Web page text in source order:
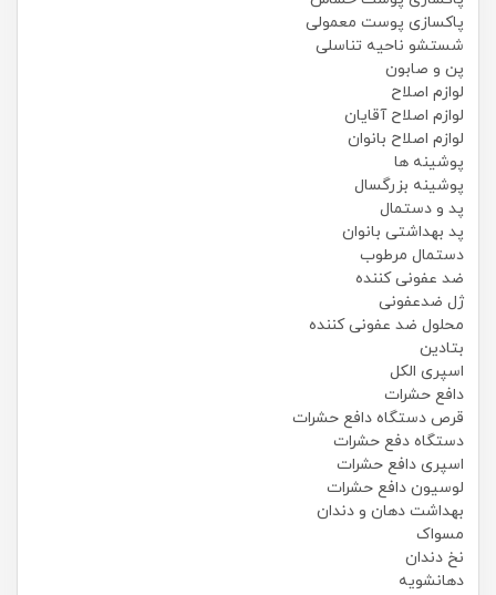
پاکسازی پوست معمولی
شستشو ناحیه تناسلی
پن و صابون
لوازم اصلاح
لوازم اصلاح آقایان
لوازم اصلاح بانوان
پوشینه ها
پوشینه بزرگسال
پد و دستمال
پد بهداشتی بانوان
دستمال مرطوب
ضد عفونی کننده
ژل ضدعفونی
محلول ضد عفونی کننده
بتادین
اسپری الکل
دافع حشرات
قرص دستگاه دافع حشرات
دستگاه دفع حشرات
اسپری دافع حشرات
لوسیون دافع حشرات
بهداشت دهان و دندان
مسواک
نخ دندان
دهانشویه